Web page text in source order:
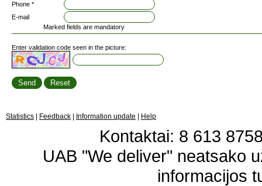
Phone *
E-mail
Marked fields are mandatory
Enter validation code seen in the picture:
Statistics Feedback Information update Help
Kontaktai: 8 613
UAB "We deliver" neatsako
informacijos